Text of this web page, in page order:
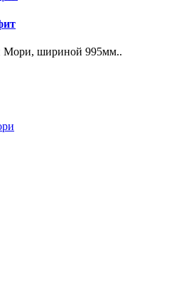
Мори, шириной 995мм..